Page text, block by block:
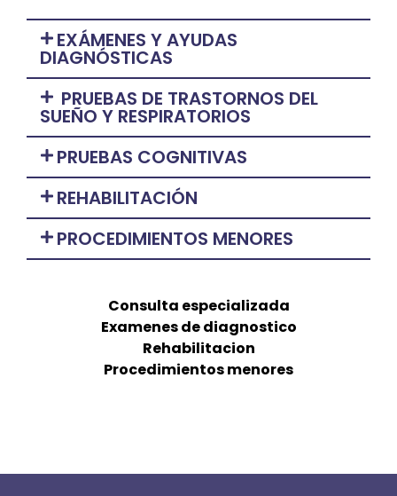
EXÁMENES Y AYUDAS
DIAGNÓSTICAS
PRUEBAS DE TRASTORNOS DEL
SUEÑO Y RESPIRATORIOS
PRUEBAS COGNITIVAS
REHABILITACIÓN
PROCEDIMIENTOS MENORES
Consulta especializada
Examenes de diagnostico
Rehabilitacion
Procedimientos menores